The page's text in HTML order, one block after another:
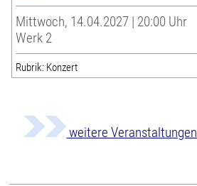
Mittwoch, 14.04.2027 | 20:00 Uhr
Werk 2
Rubrik: Konzert
weitere Veranstaltungen